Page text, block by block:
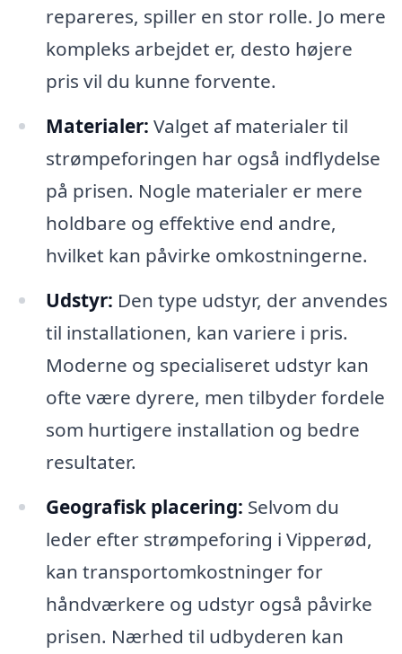
repareres, spiller en stor rolle. Jo mere
kompleks arbejdet er, desto højere
pris vil du kunne forvente.
Materialer: Valget af materialer til
strømpeforingen har også indflydelse
på prisen. Nogle materialer er mere
holdbare og effektive end andre,
hvilket kan påvirke omkostningerne.
Udstyr: Den type udstyr, der anvendes
til installationen, kan variere i pris.
Moderne og specialiseret udstyr kan
ofte være dyrere, men tilbyder fordele
som hurtigere installation og bedre
resultater.
Geografisk placering: Selvom du
leder efter strømpeforing i Vipperød,
kan transportomkostninger for
håndværkere og udstyr også påvirke
prisen. Nærhed til udbyderen kan